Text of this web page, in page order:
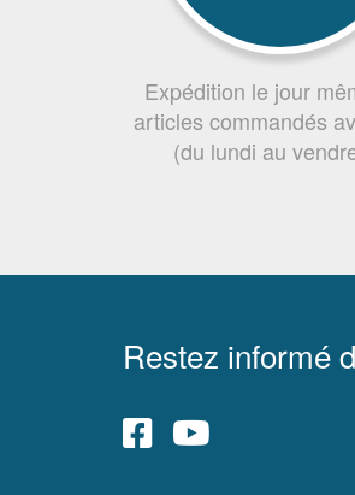
Expédition le jour
articles commandés
(du lundi au
Restez informé